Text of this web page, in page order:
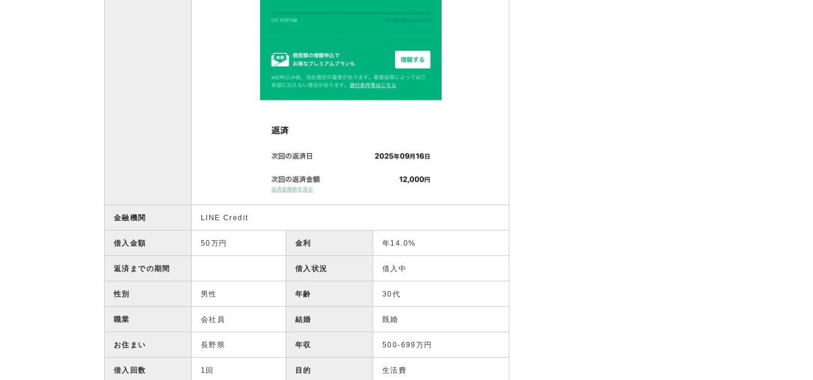
金融機関 LINE Credit
借入金額 50万円 金利 年14.0%
返済までの期間 借入状況 借入中
性別 男性 年齢 30代
職業 会社員 結婚 既婚
お住まい 長野県 年収 500-699万円
借入回数 1回 目的 生活費